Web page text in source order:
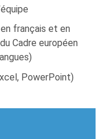
français et en
Cadre européen
PowerPoint)